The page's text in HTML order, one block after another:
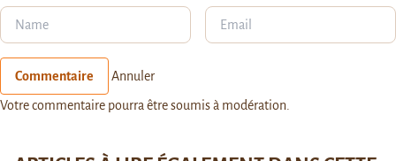
Commentaire Annuler
Votre commentaire pourra être soumis à modération.